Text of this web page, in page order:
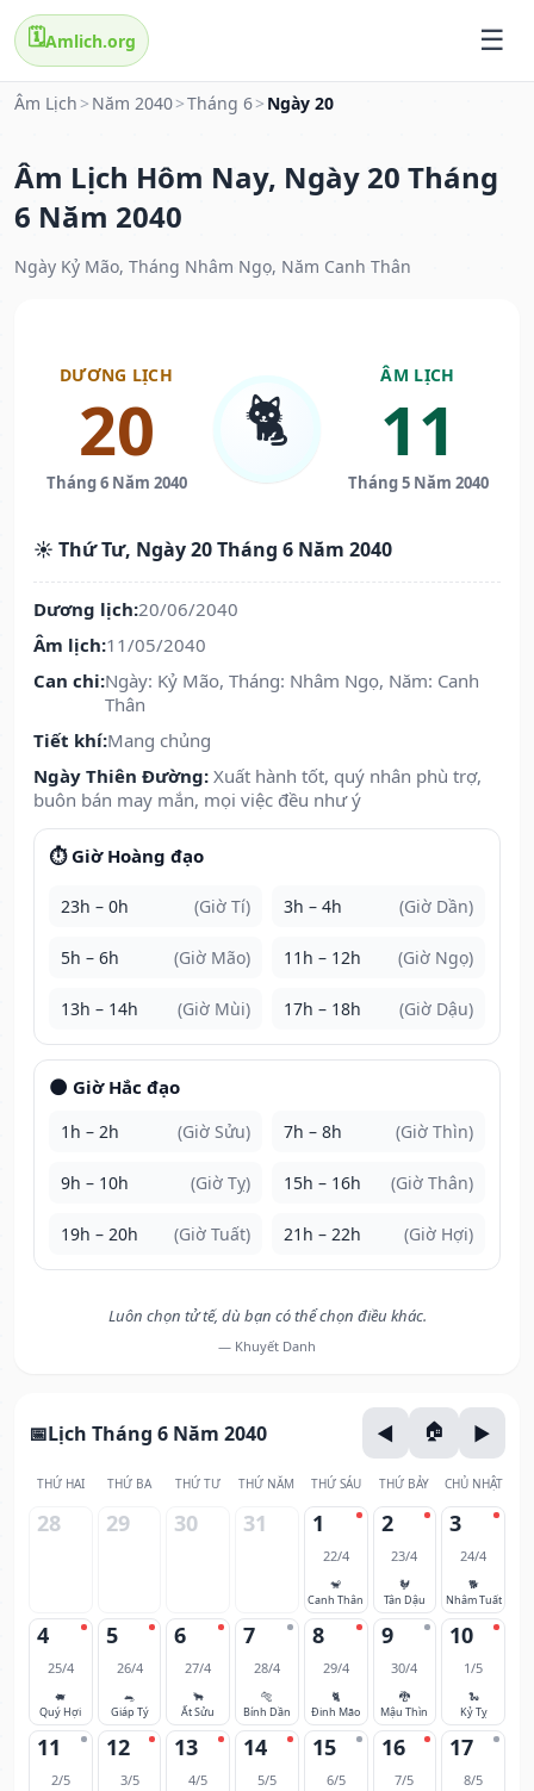
🗓️Amlich.org
Âm Lịch > Năm 2040>Tháng 6> Ngày 20
Âm Lịch Hôm Nay, Ngày 20 Tháng
6 Năm 2040
Ngày Kỷ Mão, Tháng Nhâm Ngọ, Năm Canh Thân
DƯƠNG LỊCH
20
Tháng 6 Năm 2040
🐈
ÂM LỊCH
11
Tháng 5 Năm 2040
☀️ Thứ Tư, Ngày 20 Tháng 6 Năm 2040
Dương lịch:20/06/2040
Âm lịch:11/05/2040
Can chi:Ngày: Kỷ Mão, Tháng: Nhâm Ngọ, Năm: Canh
Thân
Tiết khí:Mang chủng
Ngày Thiên Đường: Xuất hành tốt, quý nhân phù trợ,
buôn bán may mắn, mọi việc đều như ý
⏱️ Giờ Hoàng đạo
23h – 0h (Giờ Tí) 3h – 4h (Giờ Dần)
5h – 6h (Giờ Mão) 11h – 12h (Giờ Ngọ)
13h – 14h (Giờ Mùi) 17h – 18h (Giờ Dậu)
🌑 Giờ Hắc đạo
1h – 2h (Giờ Sửu) 7h – 8h (Giờ Thìn)
9h – 10h (Giờ Tỵ) 15h – 16h (Giờ Thân)
19h – 20h (Giờ Tuất) 21h – 22h (Giờ Hợi)
Luôn chọn tử tế, dù bạn có thể chọn điều khác.
— Khuyết Danh
Lịch Tháng 6 Năm 2040
THỨ HAI THỨ BA THỨ TƯ THỨ NĂM THỨ SÁU THỨ BẢY CHỦ NHẬT
28 29 30 31 1
22/4
🐒
Canh Thân
2
23/4
🐓
Tân Dậu
3
24/4
🐕
Nhâm Tuất
4
25/4
🐖
Quý Hợi
5
26/4
🐀
Giáp Tý
6
27/4
🐂
Ất Sửu
7
28/4
🐅
Bính Dần
8
29/4
🐈
Đinh Mão
9
30/4
🐉
Mậu Thìn
10
1/5
🐍
Kỷ Tỵ
11
2/5
12
3/5
13
4/5
14
5/5
15
6/5
16
7/5
17
8/5